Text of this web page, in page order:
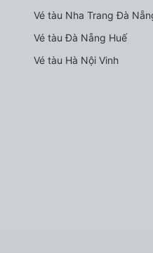
Vé tàu Nha Trang Đà
Vé tàu Đà Nẵng Huế
Vé tàu Hà Nội Vinh